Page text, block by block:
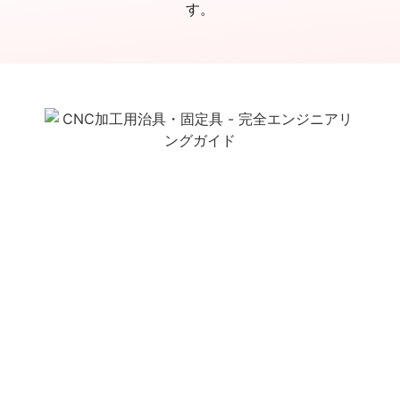
す。